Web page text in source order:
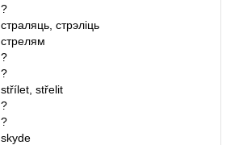
?
страляць, стрэліць
стрелям
?
?
střílet, střelit
?
?
skyde